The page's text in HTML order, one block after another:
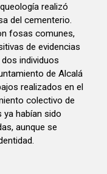
realizó
del cementerio.
fosas comunes,
de evidencias
individuos
de Alcalá
realizados en el
colectivo de
ya habían sido
aunque se